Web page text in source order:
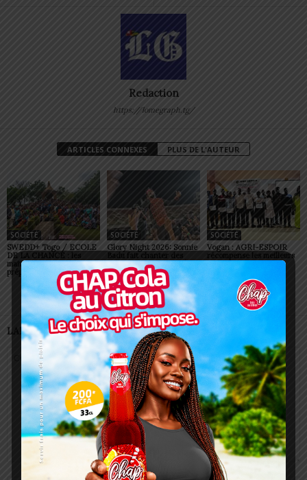
Redaction
https://lomegraph.tg/
ARTICLES CONNEXES PLUS DE L'AUTEUR
SOCIÉTÉ
SWEDD+ Togo / ECOLE
DE LA CHANCE : les
maitres-artisans se
préparent à transmettre
SOCIÉTÉ
Glory Night 2026: Sonnie
Badu fait chanter des
milliers de personnes à
Lomé
SOCIÉTÉ
Vogan : AGRI-ESPOIR
récompense les meilleurs
talents
LAISSER UN COMMENTAIRE